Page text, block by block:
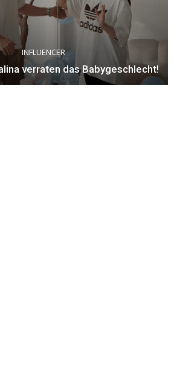
INFLUENCER
verraten das Babygeschlecht!